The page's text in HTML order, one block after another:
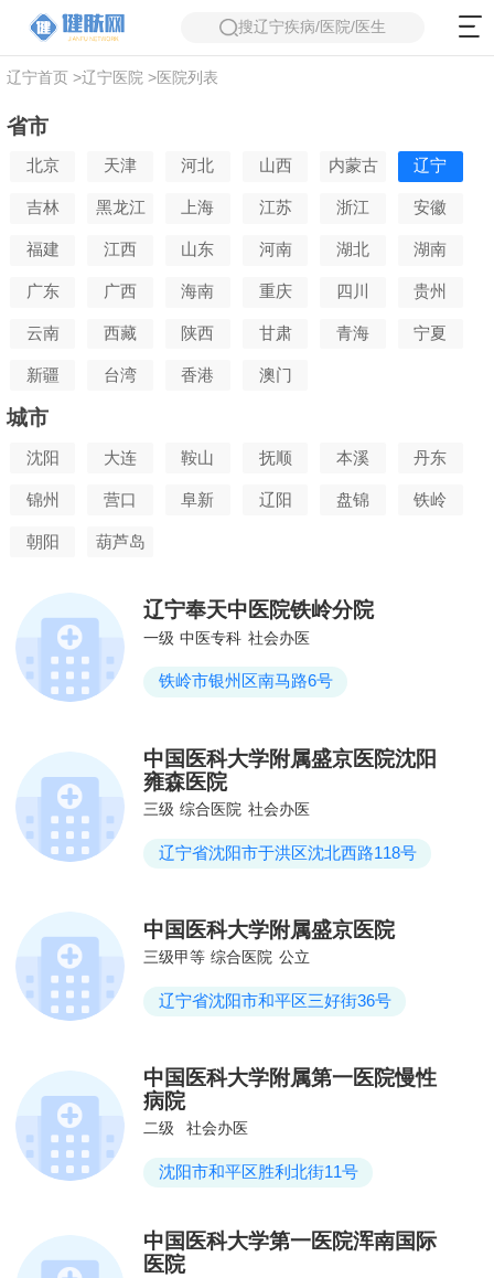
搜辽宁疾病/医院/医生
辽宁首页>辽宁医院 >医院列表
省市
北京 天津 河北 山西 内蒙古 辽宁
吉林 黑龙江 上海 江苏 浙江 安徽
福建 江西 山东 河南 湖北 湖南
广东 广西 海南 重庆 四川 贵州
云南 西藏 陕西 甘肃 青海 宁夏
新疆 台湾 香港 澳门
城市
沈阳 大连 鞍山 抚顺 本溪 丹东
锦州 营口 阜新 辽阳 盘锦 铁岭
朝阳 葫芦岛
辽宁奉天中医院铁岭分院
一级 中医专科 社会办医
铁岭市银州区南马路6号
中国医科大学附属盛京医院沈阳
雍森医院
三级 综合医院 社会办医
辽宁省沈阳市于洪区沈北西路118号
中国医科大学附属盛京医院
三级甲等 综合医院 公立
辽宁省沈阳市和平区三好街36号
中国医科大学附属第一医院慢性
病院
二级 社会办医
沈阳市和平区胜利北街11号
中国医科大学第一医院浑南国际
医院